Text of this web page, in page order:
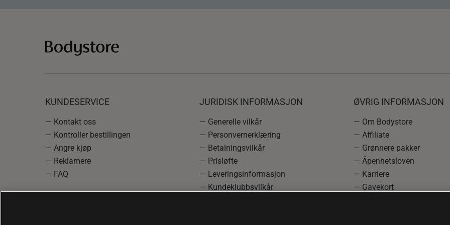
KUNDESERVICE
— Kontakt oss
— Kontroller bestillingen
— Angre kjøp
— Reklamere
— FAQ
JURIDISK INFORMASJON
— Generelle vilkår
— Personvernerklæring
— Betalningsvilkår
— Prisløfte
— Leveringsinformasjon
— Kundeklubbsvilkår
ØVRIG INFORMASJON
— Om Bodystore
— Affiliate
— Grønnere pakker
— Åpenhetsloven
— Karriere
— Gavekort